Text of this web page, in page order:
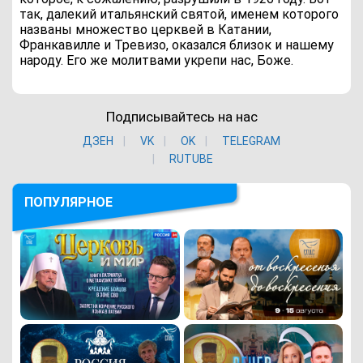
так, далекий итальянский святой, именем которого
названы множество церквей в Катании,
Франкавилле и Тревизо, оказался близок и нашему
народу. Его же молитвами укрепи нас, Боже.
Подписывайтесь на нас
ДЗЕН VK ОK
TELEGRAM
RUTUBE
ПОПУЛЯРНОЕ